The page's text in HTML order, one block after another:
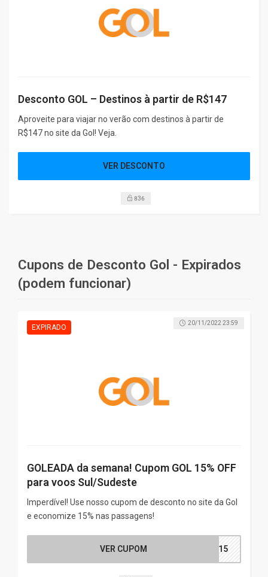
Desconto GOL – Destinos à partir de R$147
Aproveite para viajar no verão com destinos à partir de
R$147 no site da Gol! Veja.
VER DESCONTO
836
GOLEADA da semana! Cupom GOL 15% OFF
para voos Sul/Sudeste
Imperdível! Use nosso cupom de desconto no site da Gol
e economize 15% nas passagens!
20/11/2022 23:59
VER CUPOM EC15